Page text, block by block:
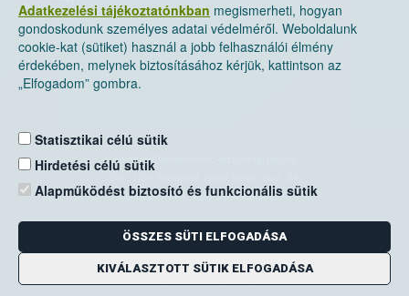
Adatkezelési tájékoztatónkban megismerheti, hogyan
gondoskodunk személyes adatai védelméről. Weboldalunk
cookie-kat (sütiket) használ a jobb felhasználói élmény
érdekében, melynek biztosításához kérjük, kattintson az
„Elfogadom” gombra.
Statisztikai célú sütik
Hirdetési célú sütik
Alapműködést biztosító és funkcionális sütik
ÖSSZES SÜTI ELFOGADÁSA
KIVÁLASZTOTT SÜTIK ELFOGADÁSA
Nemzeti Élelmiszerlánc-biztonsági Hivatal
Levelezési cím: 1525 Budapest. Pf. 30.
E-mail:ugyfelszolgalat@nebih.gov.hu
Zöld szám: 06-80/263-244
Telefon: 06-1/ 336-9000